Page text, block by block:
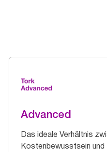
Advanced
Das ideale Verhältnis
Kostenbewusstsein und